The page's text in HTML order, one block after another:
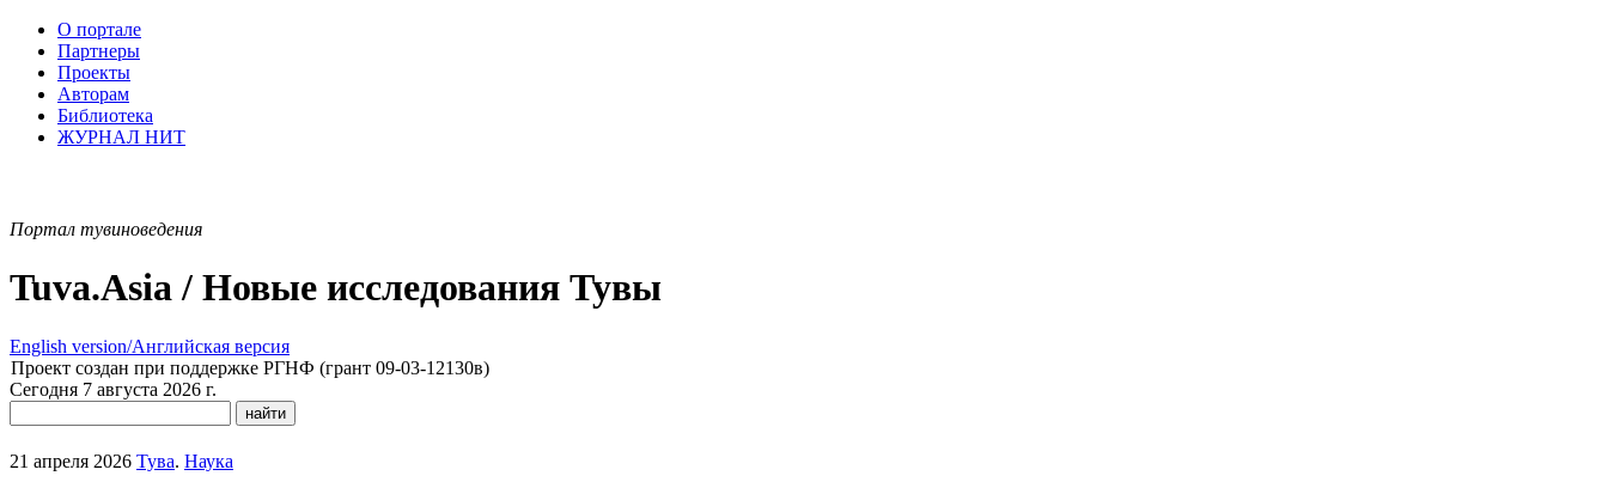
О портале
Партнеры
Проекты
Авторам
Библиотека
ЖУРНАЛ НИТ
Портал тувиноведения
Tuva.Asia / Новые исследования Тувы
English version/Английская версия
Проект создан при поддержке РГНФ (грант 09-03-12130в)
Сегодня 7 августа 2026 г.
21 апреля 2026 Тува. Наука